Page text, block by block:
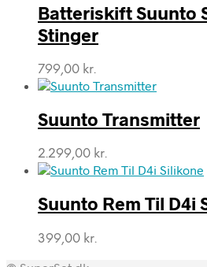
var:
4.839,00 kr..
er:
Batteriskift Suunto
Stinger
799,00 kr.
Suunto Transmitter
2.299,00 kr.
Suunto Rem Til D4i
399,00 kr.